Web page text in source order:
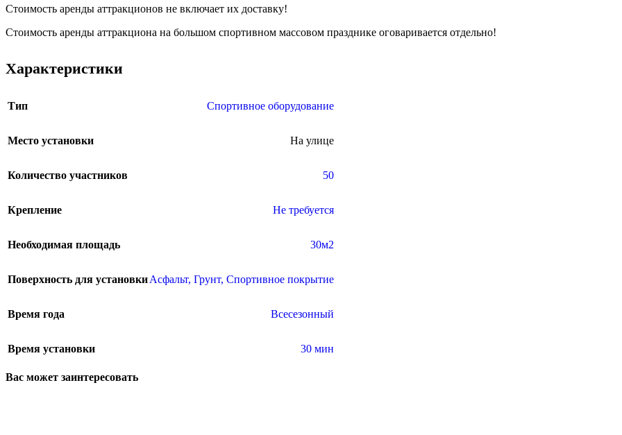
23 Февраля
Стоимость аренды аттракционов не включает их доставку!
Стоимость аренды аттракциона на большом спортивном массовом празднике оговаривается отдельно!
Характеристики
Тип Спортивное оборудование
Место установки На улице
Количество участников 50
Крепление Не требуется
Необходимая площадь 30м2
Поверхность для установкиАсфальт, Грунт, Спортивное покрытие
Время года Всесезонный
Время установки 30 мин
Вас может заинтересовать